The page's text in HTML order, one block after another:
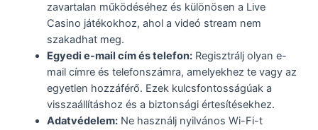
zavartalan működéséhez és különösen a Live
Casino játékokhoz, ahol a videó stream nem
szakadhat meg.
Egyedi e-mail cím és telefon: Regisztrálj olyan e-
mail címre és telefonszámra, amelyekhez te vagy az
egyetlen hozzáférő. Ezek kulcsfontosságúak a
visszaállításhoz és a biztonsági értesítésekhez.
Adatvédelem: Ne használj nyilvános Wi-Fi-t